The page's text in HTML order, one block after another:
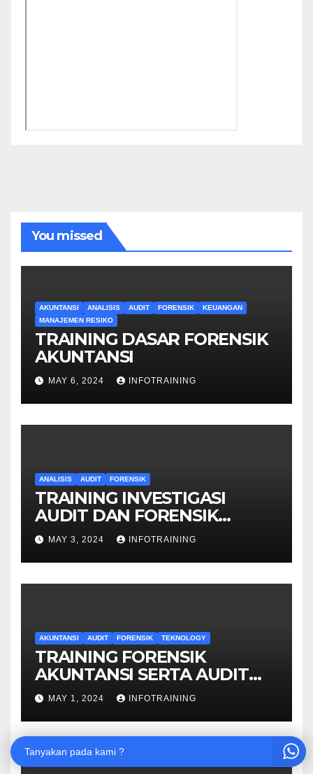
You missed
AKUNTANSI ANALISIS AUDIT FORENSIK
KEUANGAN
MANAJEMEN RESIKO
TRAINING DASAR FORENSIK
AKUNTANSI
MAY 6, 2024 INFOTRAINING
ANALISIS AUDIT FORENSIK
TRAINING INVESTIGASI
AUDIT DAN FORENSIK
KEUANGAN
MAY 3, 2024 INFOTRAINING
AKUNTANSI AUDIT FORENSIK TEKNOLOGY
TRAINING FORENSIK
AKUNTANSI SERTA AUDIT
PENYELIDIKAN
MAY 1, 2024 INFOTRAINING
Tanyakan pada kami ?